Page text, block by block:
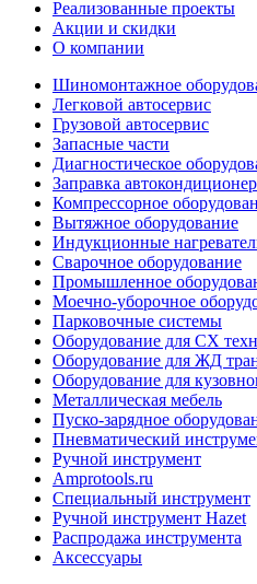
Реализованные проекты
Акции и скидки
О компании
Шиномонтажное
Легковой автосервис
Грузовой автосервис
Запасные части
Диагностическое
Заправка
Компрессорное
Вытяжное оборудование
Индукционные
Сварочное оборудование
Промышленное
Моечно-уборочное
Парковочные системы
Оборудование для СХ
Оборудование для ЖД
Оборудование для
Металлическая мебель
Пуско-зарядное
Пневматический
Ручной инструмент
Amprotools.ru
Специальный инструмент
Ручной инструмент Hazet
Распродажа инструмента
Аксессуары